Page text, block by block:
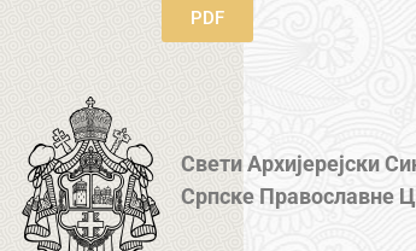
PDF
Свети Архијерејски
Српске Православне